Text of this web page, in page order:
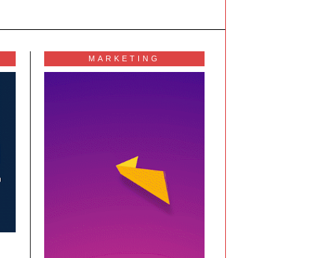
MARKETING